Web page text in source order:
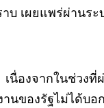
บ เผยแพร่ผ่าน
นื่องจากในช่วง
ของรัฐไม่ได้บอ